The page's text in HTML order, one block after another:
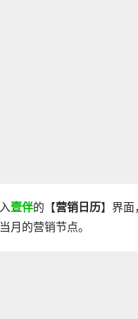
壹伴的【营销日历】界面
月的营销节点。